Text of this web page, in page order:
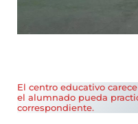
El centro educativo
el alumnado pueda
correspondiente.